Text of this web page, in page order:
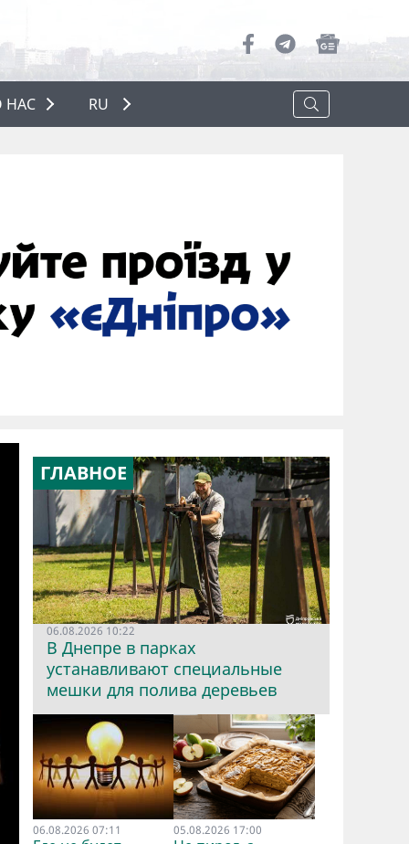
НАС
О НАС
RU
ГЛАВНОЕ
06.08.2026 10:22
В Днепре в парках
устанавливают специальные
мешки для полива деревьев
06.08.2026 07:11 05.08.2026 17:00